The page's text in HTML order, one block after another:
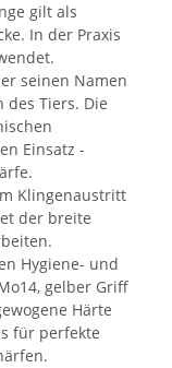
gilt als
In der Praxis
seinen Namen
des Tiers. Die
Einsatz -
Klingenaustritt
der breite
Hygiene- und
gelber Griff
Härte
für perfekte